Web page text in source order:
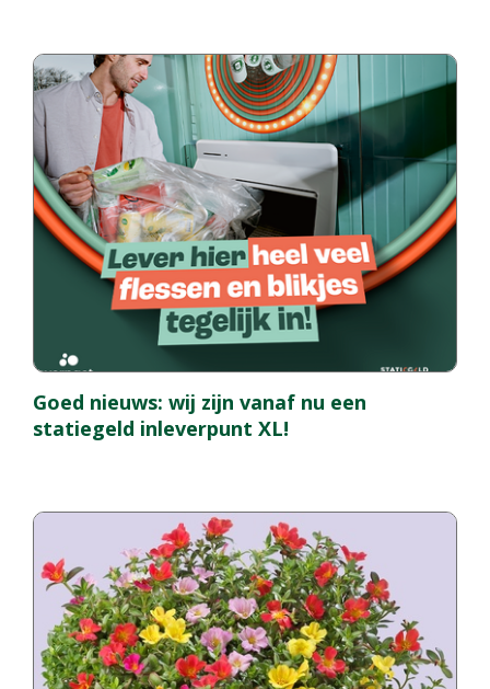
Goed nieuws: wij zijn vanaf nu een
statiegeld inleverpunt XL!